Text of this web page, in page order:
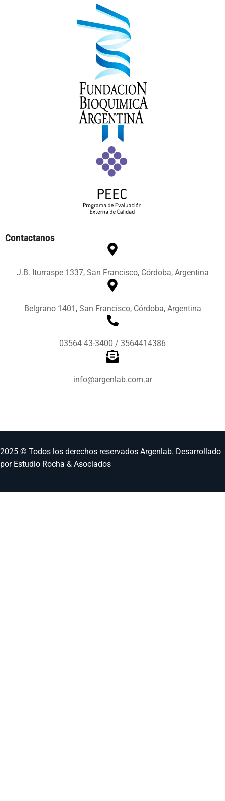
Contactanos
J.B. Iturraspe 1337, San Francisco, Córdoba, Argentina
Belgrano 1401, San Francisco, Córdoba, Argentina
03564 43-3400 / 3564414386
info@argenlab.com.ar
2025 © Todos los derechos reservados Argenlab. Desarrollado
por Estudio Rocha & Asociados